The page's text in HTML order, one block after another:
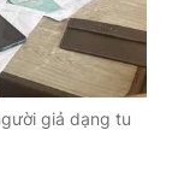
24.3.2020
Niên. Cấm sao
thuận bằng văn
giả dạng tu